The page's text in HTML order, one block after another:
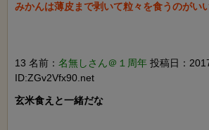
みかんは薄皮まで剥いて粒々を食うのがい
13 名前： 名無しさん＠１周年 投稿日：
ID:ZGv2Vfx90.net
玄米食えと一緒だな